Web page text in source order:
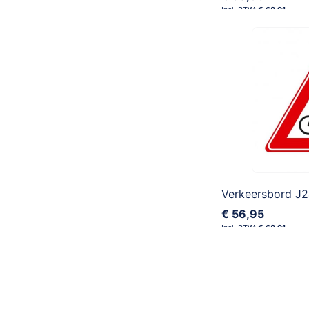
€ 68,91
€ 56,95
€ 68,91